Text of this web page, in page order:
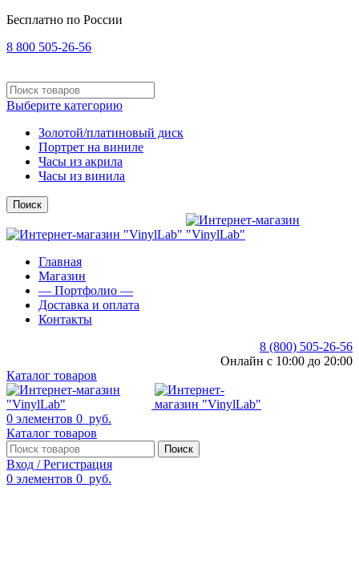
Бесплатно по России
8 800 505-26-56
Выберите категорию
Золотой/платиновый диск
Портрет на виниле
Часы из акрила
Часы из винила
Поиск
Главная
Магазин
— Портфолио —
Доставка и оплата
Контакты
8 (800) 505-26-56
Онлайн с 10:00 до 20:00
Каталог товаров
0 элементов 0 руб.
Каталог товаров
Поиск
Вход / Регистрация
0 элементов 0 руб.